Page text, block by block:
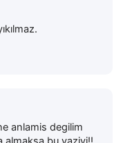
anlamis degilim